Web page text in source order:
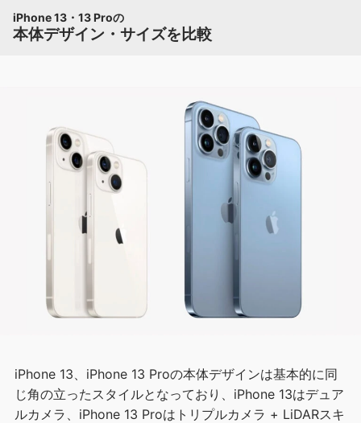
iPhone 13・13 Proの
本体デザイン・サイズを比較
iPhone 13、iPhone 13 Proの本体デザインは基本的に同
じ角の立ったスタイルとなっており、iPhone 13はデュア
ルカメラ、iPhone 13 Proはトリプルカメラ + LiDARスキ